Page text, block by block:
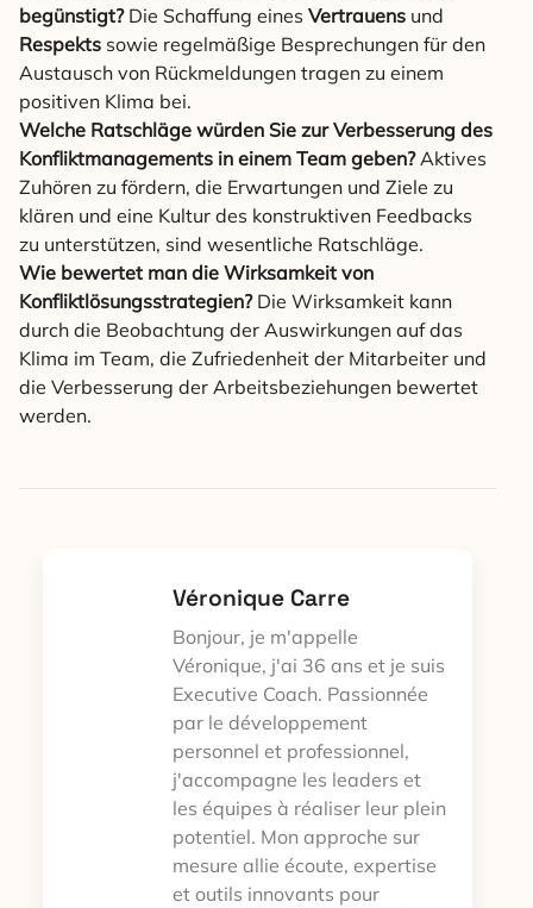
begünstigt?Die Schaffung eines Vertrauens und
Respekts sowie regelmäßige Besprechungen für den
Austausch von Rückmeldungen tragen zu einem
positiven Klima bei.
Welche Ratschläge würden Sie zur Verbesserung des
Konfliktmanagements in einem Team geben?Aktives
Zuhören zu fördern, die Erwartungen und Ziele zu
klären und eine Kultur des konstruktiven Feedbacks
zu unterstützen, sind wesentliche Ratschläge.
Wie bewertet man die Wirksamkeit von
Konfliktlösungsstrategien?Die Wirksamkeit kann
durch die Beobachtung der Auswirkungen auf das
Klima im Team, die Zufriedenheit der Mitarbeiter und
die Verbesserung der Arbeitsbeziehungen bewertet
werden.
Véronique Carre
Bonjour, je m'appelle
Véronique, j'ai 36 ans et je suis
Executive Coach. Passionnée
par le développement
personnel et professionnel,
j'accompagne les leaders et
les équipes à réaliser leur plein
potentiel. Mon approche sur
mesure allie écoute, expertise
et outils innovants pour